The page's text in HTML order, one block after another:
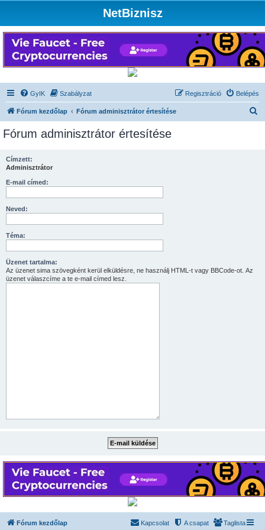
NetBiznisz
GyIK Szabályzat Belépés
Regisztráció
Fórum kezdőlap Fórum adminisztrátor értesítése
Fórum adminisztrátor értesítése
Címzett:
Adminisztrátor
E-mail címed:
Neved:
Téma:
Üzenet tartalma:
Az üzenet sima szövegként kerül elküldésre, ne használj HTML-t vagy BBCode-ot. Az
üzenet válaszcíme a te e-mail címed lesz.
Fórum kezdőlap Taglista
A csapat
Kapcsolat